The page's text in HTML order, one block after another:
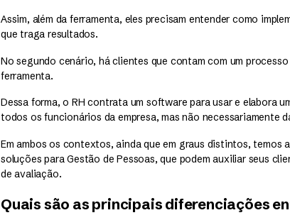
Assim, além da ferramenta, eles precisam entender como
que traga resultados.
No segundo cenário, há clientes que contam com um
ferramenta.
Dessa forma, o RH contrata um software para usar e elabora
todos os funcionários da empresa, mas não necessariamente
Em ambos os contextos, ainda que em graus distintos, temos
soluções para Gestão de Pessoas, que podem auxiliar seus
de avaliação.
Quais são as principais diferenciações